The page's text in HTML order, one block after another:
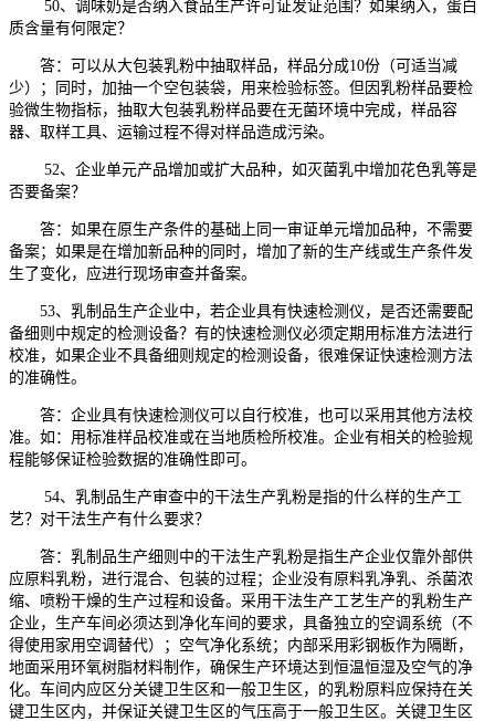
50、调味奶是否纳入食品生产许可证发证范围？如果纳入，蛋白
质含量有何限定？
答：可以从大包装乳粉中抽取样品，样品分成10份（可适当减
少）；同时，加抽一个空包装袋，用来检验标签。但因乳粉样品要检
验微生物指标，抽取大包装乳粉样品要在无菌环境中完成，样品容
器、取样工具、运输过程不得对样品造成污染。
52、企业单元产品增加或扩大品种，如灭菌乳中增加花色乳等是
否要备案？
答：如果在原生产条件的基础上同一审证单元增加品种，不需要
备案；如果是在增加新品种的同时，增加了新的生产线或生产条件发
生了变化，应进行现场审查并备案。
53、乳制品生产企业中，若企业具有快速检测仪，是否还需要配
备细则中规定的检测设备？有的快速检测仪必须定期用标准方法进行
校准，如果企业不具备细则规定的检测设备，很难保证快速检测方法
的准确性。
答：企业具有快速检测仪可以自行校准，也可以采用其他方法校
准。如：用标准样品校准或在当地质检所校准。企业有相关的检验规
程能够保证检验数据的准确性即可。
54、乳制品生产审查中的干法生产乳粉是指的什么样的生产工
艺？对干法生产有什么要求？
答：乳制品生产细则中的干法生产乳粉是指生产企业仅靠外部供
应原料乳粉，进行混合、包装的过程；企业没有原料乳净乳、杀菌浓
缩、喷粉干燥的生产过程和设备。采用干法生产工艺生产的乳粉生产
企业，生产车间必须达到净化车间的要求，具备独立的空调系统（不
得使用家用空调替代）；空气净化系统；内部采用彩钢板作为隔断，
地面采用环氧树脂材料制作，确保生产环境达到恒温恒湿及空气的净
化。车间内应区分关键卫生区和一般卫生区，的乳粉原料应保持在关
键卫生区内，并保证关键卫生区的气压高于一般卫生区。关键卫生区